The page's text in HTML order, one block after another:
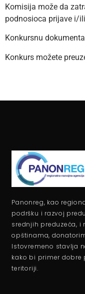
Komisija može da
podnosioca prijave i/
Konkursnu
Konkurs možete
Panonreg, kao
podršku i razvoj
srednjih preduzeća, i
opštinama,
Istovremeno stavlja
kako bi primer
teritoriji.